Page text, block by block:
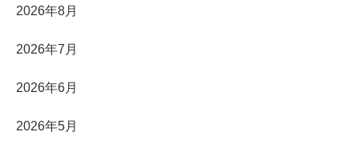
2026年8月
2026年7月
2026年6月
2026年5月